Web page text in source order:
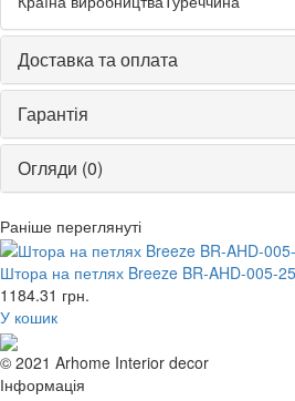
Доставка та оплата
Гарантія
Огляди (0)
Раніше переглянуті
Штора на петлях Breeze BR-AHD-005-
1184.31 грн.
У кошик
© 2021 Arhome Interior decor
Інформація